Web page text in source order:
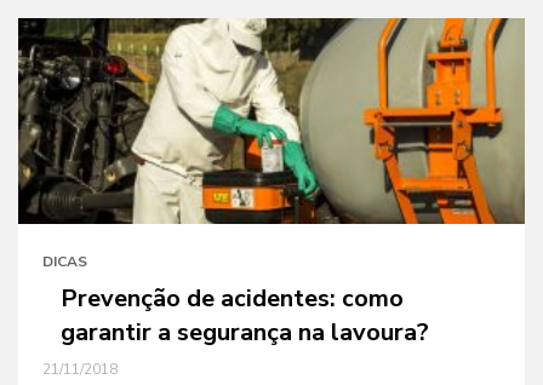
DICAS
Prevenção de acidentes: como
garantir a segurança na lavoura?
21/11/2018